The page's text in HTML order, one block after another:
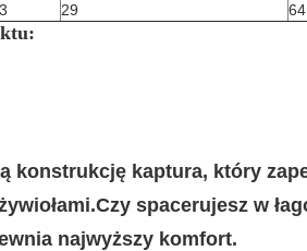
29 64
konstrukcję kaptura, który
spacerujesz w
najwyższy komfort.